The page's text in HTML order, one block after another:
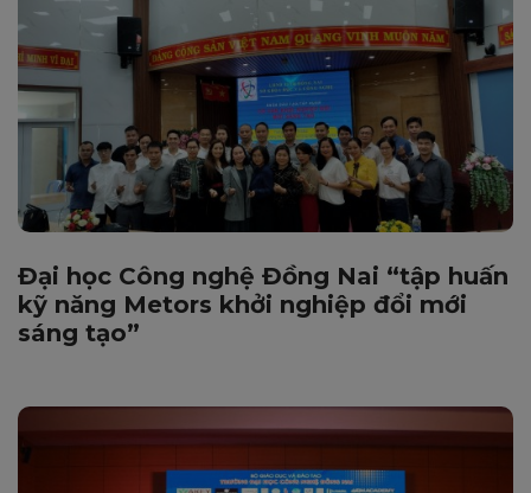
Đại học Công nghệ Đồng Nai “tập huấn
kỹ năng Metors khởi nghiệp đổi mới
sáng tạo”